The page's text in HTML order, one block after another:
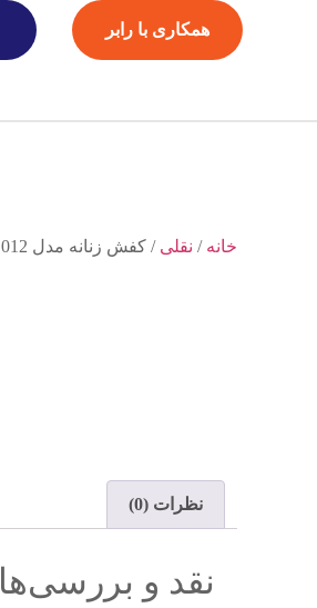
همکاری با رابر
خانه / نقلی / کفش زنانه مدل 012
نظرات (0)
نقد و بررسی‌ها